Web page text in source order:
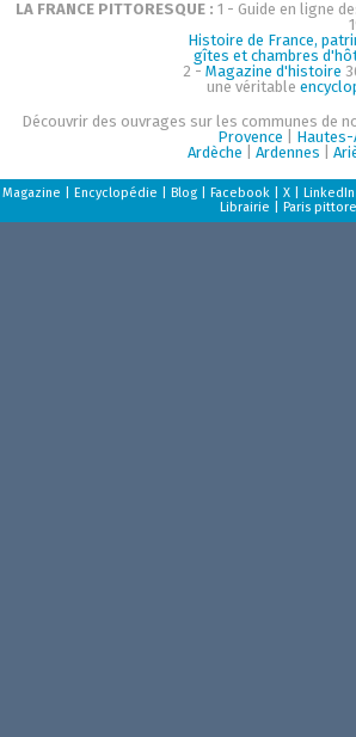
LA FRANCE PITTORESQUE : 1 - Guide en ligne
Histoire de France,
gîtes et chambres
2 - Magazine d'histoire
une véritable
Découvrir des ouvrages sur les communes de
Provence
Hautes-
Ardèche
Ardennes
Magazine Encyclopédie Blog| Facebook| X| LinkedIn
Librairie
Paris